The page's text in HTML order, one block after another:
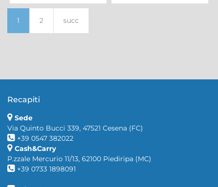
1 2 succ
Recapiti
Sede
Via Quinto Bucci 339, 47521 Cesena (FC)
+39 0547 382022
Cash&Carry
P.zzale Mercurio 11/13, 62100 Piediripa (MC)
+39 0733 1898091